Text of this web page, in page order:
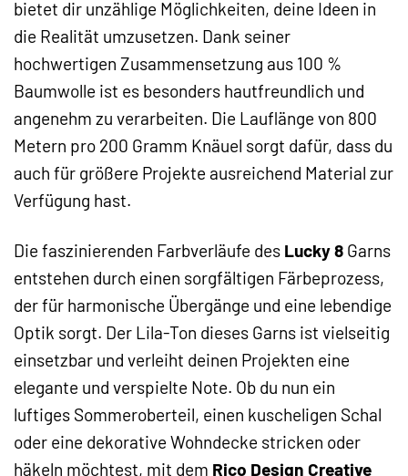
bietet dir unzählige Möglichkeiten, deine Ideen in
die Realität umzusetzen. Dank seiner
hochwertigen Zusammensetzung aus 100 %
Baumwolle ist es besonders hautfreundlich und
angenehm zu verarbeiten. Die Lauflänge von 800
Metern pro 200 Gramm Knäuel sorgt dafür, dass du
auch für größere Projekte ausreichend Material zur
Verfügung hast.
Die faszinierenden Farbverläufe des Lucky 8 Garns
entstehen durch einen sorgfältigen Färbeprozess,
der für harmonische Übergänge und eine lebendige
Optik sorgt. Der Lila-Ton dieses Garns ist vielseitig
einsetzbar und verleiht deinen Projekten eine
elegante und verspielte Note. Ob du nun ein
luftiges Sommeroberteil, einen kuscheligen Schal
oder eine dekorative Wohndecke stricken oder
häkeln möchtest, mit dem Rico Design Creative